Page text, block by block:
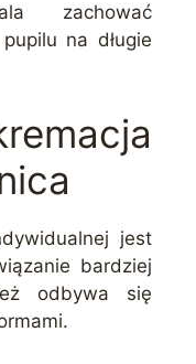
zachować
na długie
jest
bardziej
odbywa się